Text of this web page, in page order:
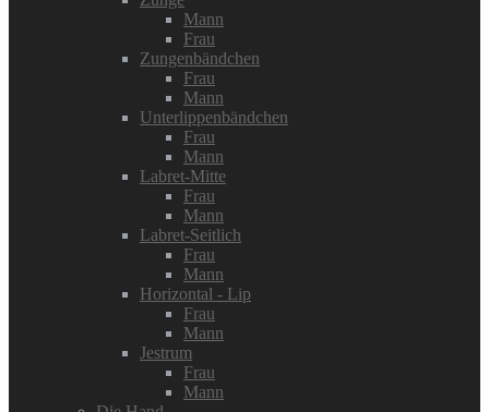
Mann
Frau
Zungenbändchen
Frau
Mann
Unterlippenbändchen
Frau
Mann
Labret-Mitte
Frau
Mann
Labret-Seitlich
Frau
Mann
Horizontal - Lip
Frau
Mann
Jestrum
Frau
Mann